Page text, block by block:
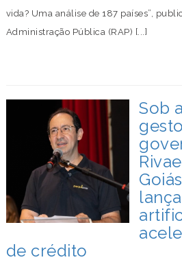
vida? Uma análise de 187 países”,
Administração Pública (RAP) [...]
Sob
de crédito